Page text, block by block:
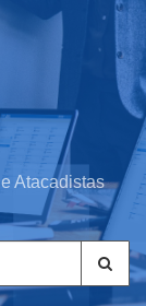
Atacadistas